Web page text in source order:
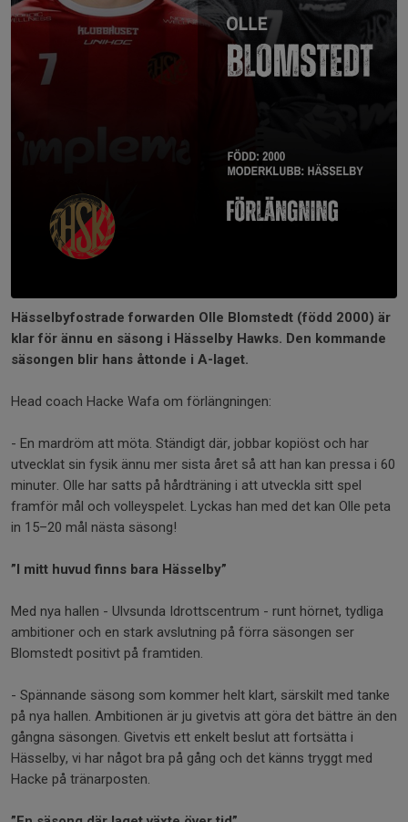
Hässelbyfostrade forwarden Olle Blomstedt (född 2000) är
klar för ännu en säsong i Hässelby Hawks. Den kommande
säsongen blir hans åttonde i A-laget.
Head coach Hacke Wafa om förlängningen:
- En mardröm att möta. Ständigt där, jobbar kopiöst och har
utvecklat sin fysik ännu mer sista året så att han kan pressa i 60
minuter. Olle har satts på hårdträning i att utveckla sitt spel
framför mål och volleyspelet. Lyckas han med det kan Olle peta
in 15–20 mål nästa säsong!
”I mitt huvud finns bara Hässelby”
Med nya hallen - Ulvsunda Idrottscentrum - runt hörnet, tydliga
ambitioner och en stark avslutning på förra säsongen ser
Blomstedt positivt på framtiden.
- Spännande säsong som kommer helt klart, särskilt med tanke
på nya hallen. Ambitionen är ju givetvis att göra det bättre än den
gångna säsongen. Givetvis ett enkelt beslut att fortsätta i
Hässelby, vi har något bra på gång och det känns tryggt med
Hacke på tränarposten.